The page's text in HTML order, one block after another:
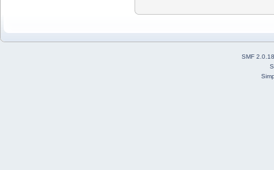
SMF 2.0.18